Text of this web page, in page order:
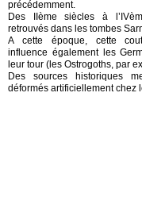
précédemment.
Des IIème siècles à
retrouvés dans les tombes
A cette époque, cette
influence également les
leur tour (les Ostrogoths, par
Des sources historiques
déformés artificiellement chez